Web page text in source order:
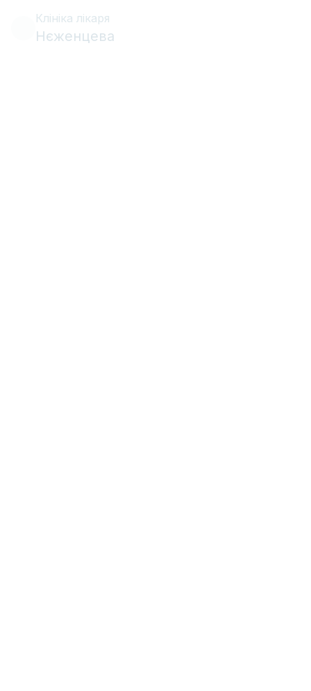
Клініка лікаря
Нєженцева